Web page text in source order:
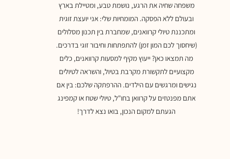
משפחה שחיה את הרגע, נושמת טבע, ומטיילת בארץ
ובעולם ללא הפסקה. המומחיות שלי: אני יועצת זוגית
ומתכננת טיולי קרוואנים, שמחברת בין תכנון מסלולים
(שיחסוך לכם המון זמן) להתפתחות וחיבור זוגי בדרכים.
מה תמצאו כאן? ייעוץ מקיף למסעות קרוואנים, כלים
מקצועיים לתקשורת מקרבת בטיול, והשראה לטיולים
נגישים ומרגשים עם הילדים. ההרפתקה שלכם: בין אם
אתם מפנטזים על קרוואן בחו"ל, טיולי שטח או קמפינג
הגעתם למקום הנכון, בואו נצא לדרך!